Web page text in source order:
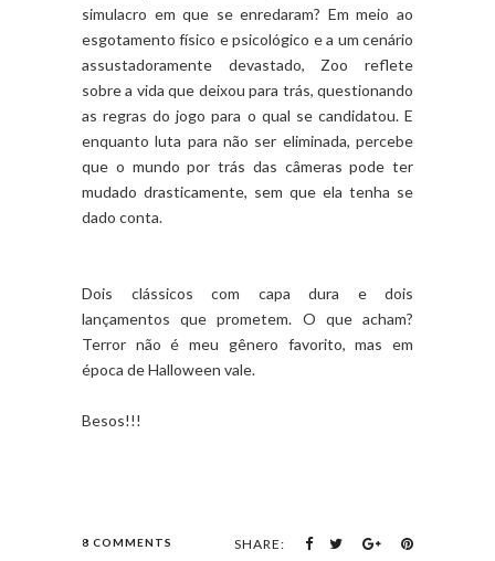
simulacro em que se enredaram? Em meio ao
esgotamento físico e psicológico e a um cenário
assustadoramente devastado, Zoo reflete
sobre a vida que deixou para trás, questionando
as regras do jogo para o qual se candidatou. E
enquanto luta para não ser eliminada, percebe
que o mundo por trás das câmeras pode ter
mudado drasticamente, sem que ela tenha se
dado conta.
Dois clássicos com capa dura e dois
lançamentos que prometem. O que acham?
Terror não é meu gênero favorito, mas em
época de Halloween vale.
Besos!!!
8 COMMENTS SHARE: